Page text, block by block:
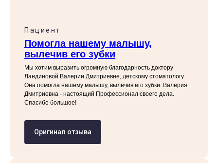
Пациент
Помогла нашему малышу,
вылечив его зубки
Мы хотим выразить огромную благодарность доктору
Ландиновой Валерии Дмитриевне, детскому стоматологу.
Она помогла нашему малышу, вылечив его зубки. Валерия
Дмитриевна - настоящий Профессионал своего дела.
Спасибо большое!
Оригинал отзыва